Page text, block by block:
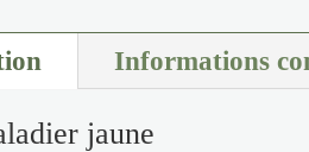
Informations
jaune